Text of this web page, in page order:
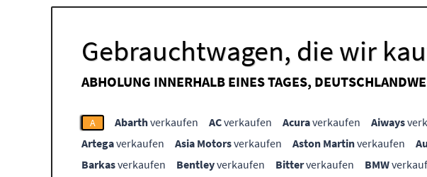
Gebrauchtwagen, die wir
ABHOLUNG INNERHALB EINES TAGES,
A Abarthverkaufen ACverkaufen Acuraverkaufen Aiways
Artegaverkaufen Asia Motorsverkaufen Aston Martinverkaufen
Barkasverkaufen Bentleyverkaufen Bitterverkaufen BMW